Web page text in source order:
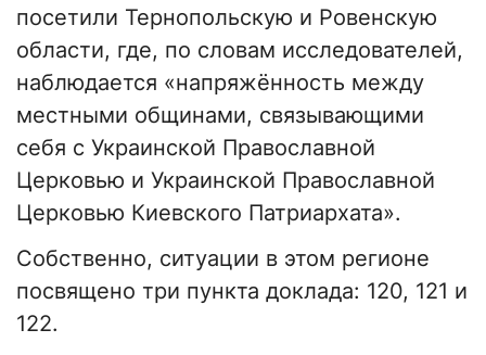
посетили Тернопольскую и Ровенскую
области, где, по словам исследователей,
наблюдается «напряжённость между
местными общинами, связывающими
себя с Украинской Православной
Церковью и Украинской Православной
Церковью Киевского Патриархата».
Собственно, ситуации в этом регионе
посвящено три пункта доклада: 120, 121 и
122.